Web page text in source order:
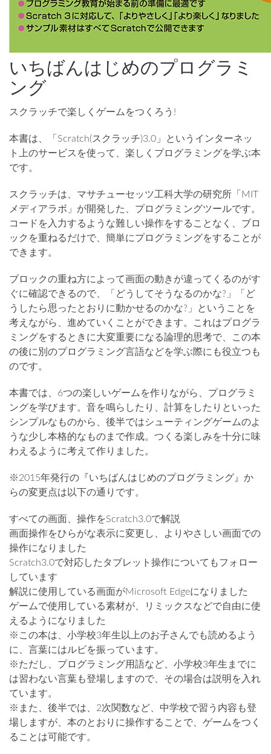
いちばんはじめのプログラミ
ング
スクラッチで楽しくゲームをつくろう!
本書は、「Scratch(スクラッチ)3.0」というインターネッ
ト上のサービスを使って、楽しくプログラミングを学ぶ本
です。
スクラッチは、マサチューセッツ工科大学の研究所「MIT
メディアラボ」が開発した、プログラミングツールです。
コードを入力するような難しい操作をすることなく、ブロ
ックを重ねるだけで、簡単にプログラミングをすることが
できます。
ブロックの重ね方によって画面の動きが違ってくるのがす
ぐに確認できるので、「どうしてそうなるのかな?」「ど
うしたら思ったとおりに動かせるのかな?」ということを
考えながら、進めていくことができます。これはプログラ
ミングをするときに大変重要になる論理的思考で、この本
の後に別のプログラミング言語などを学ぶ際にも役立つも
のです。
本書では、6つの楽しいゲームを作りながら、プログラミ
ングを学びます。音を鳴らしたり、計算をしたりといった
シンプルなものから、後半ではシューティングゲームのよ
うな少し本格的なものまで作成。つくる楽しみを十分に味
わえるように考えて作りました。
※2015年発行の『いちばんはじめのプログラミング』か
らの変更点は以下の通りです。
すべての画面、操作をScratch3.0で解説
画面操作をひらがな表示に変更し、よりやさしい画面での
操作になりました
Scratch3.0で対応したタブレット操作についてもフォロー
しています
解説に使用している画面がMicrosoft Edgeになりました
ゲームで使用している素材が、リミックスなどで自由に使
えるようになりました
※この本は、小学校3年生以上のお子さんでも読めるよう
に、言葉にはルビを振っています。
※ただし、プログラミング用語など、小学校3年生までに
は習わない言葉も登場しますので、その場合は説明を入れ
ています。
※また、後半では、2次関数など、中学校で習う内容も登
場しますが、本のとおりに操作することで、ゲームをつく
ることは可能です。